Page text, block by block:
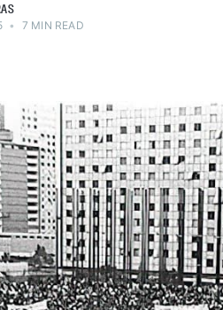
• 7 MIN READ